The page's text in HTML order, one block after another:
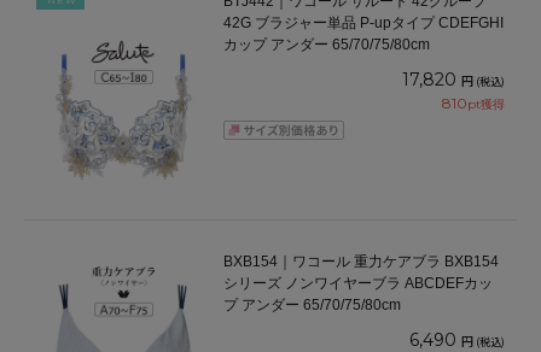
42G ブラジャー単品 P-upタイプ CDEFGHI
カップ アンダー 65/70/75/80cm
17,820 円 (税込)
810pt獲得
BXB154｜ワコール 重力ケアブラ BXB154
シリーズ ノンワイヤーブラ ABCDEFカッ
プ アンダー 65/70/75/80cm
6,490 円 (税込)